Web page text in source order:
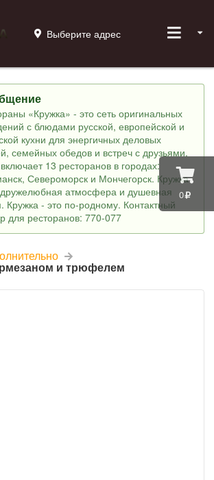
0
Выберите адрес
«Кружка» - это сеть оригинальных
с блюдами русской, европейской и
кухни для энергичных деловых
семейных обедов и встреч с друзьями.
13 ресторанов в городах:
Североморск и Мончегорск. Кружка
атмосфера и душевная
Кружка - это по-родному. Контактный
для ресторанов: 770-077
и трюфелем